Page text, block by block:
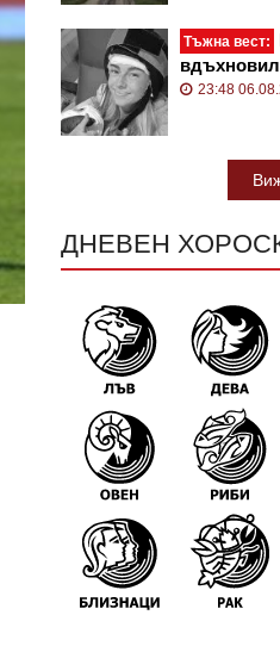
Тъжна вест:
срещу
23:48
ДНЕВЕН